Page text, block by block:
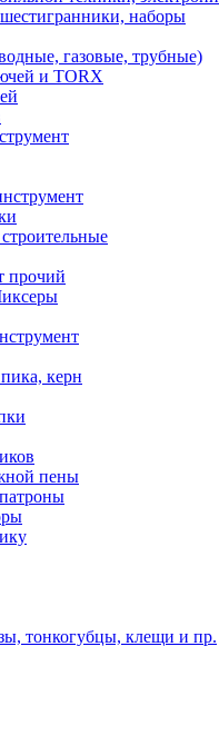
наборы
газовые, трубные)
и TORX
прочий
керн
пены
тонкогубцы, клещи и пр.